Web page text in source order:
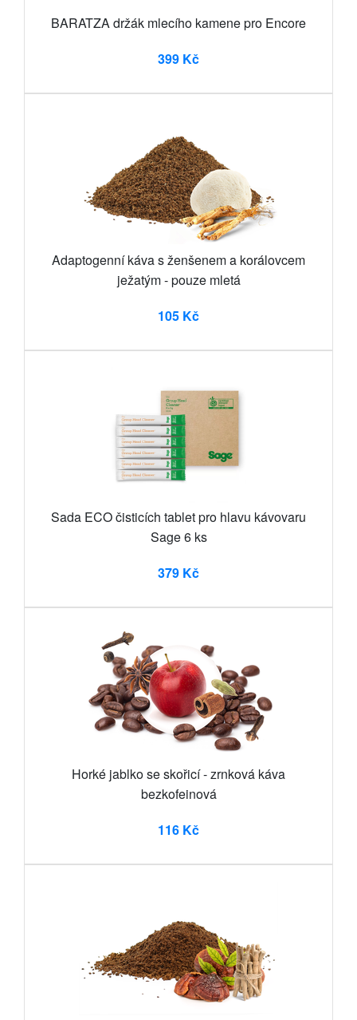
BARATZA držák mlecího kamene pro Encore
399 Kč
Adaptogenní káva s ženšenem a korálovcem
ježatým - pouze mletá
105 Kč
Sada ECO čisticích tablet pro hlavu kávovaru
Sage 6 ks
379 Kč
Horké jablko se skořicí - zrnková káva
bezkofeinová
116 Kč